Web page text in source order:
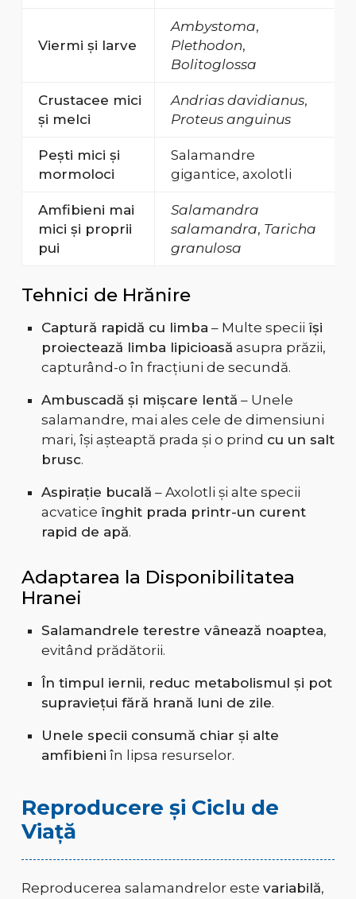
Viermi și larve
Ambystoma,
Plethodon,
Bolitoglossa
Crustacee mici
și melci
Andrias davidianus,
Proteus anguinus
Pești mici și
mormoloci
Salamandre
gigantice, axolotli
Amfibieni mai
mici și proprii
pui
Salamandra
salamandra, Taricha
granulosa
Tehnici de Hrănire
Captură rapidă cu limba – Multe specii își
proiectează limba lipicioasă asupra prăzii,
capturând-o în fracțiuni de secundă.
Ambuscadă și mișcare lentă – Unele
salamandre, mai ales cele de dimensiuni
mari, își așteaptă prada și o prind cu un salt
brusc.
Aspirație bucală – Axolotli și alte specii
acvatice înghit prada printr-un curent
rapid de apă.
Adaptarea la Disponibilitatea
Hranei
Salamandrele terestre vânează noaptea,
evitând prădătorii.
În timpul iernii, reduc metabolismul și pot
supraviețui fără hrană luni de zile.
Unele specii consumă chiar și alte
amfibieni în lipsa resurselor.
Reproducere și Ciclu de
Viață
Reproducerea salamandrelor este variabilă,